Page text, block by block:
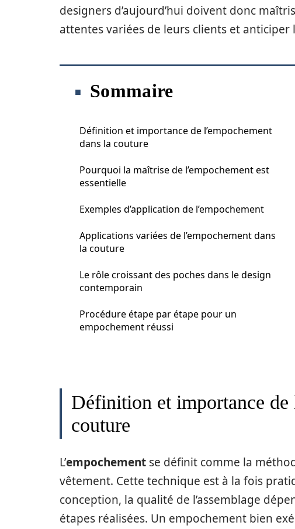
designers d’aujourd’hui doivent donc
attentes variées de leurs clients et anticiper
Sommaire
Définition et importance de l’empochement
dans la couture
Pourquoi la maîtrise de l’empochement est
essentielle
Exemples d’application de l’empochement
Applications variées de l’empochement dans
la couture
Le rôle croissant des poches dans le design
contemporain
Procédure étape par étape pour un
empochement réussi
Définition et importance de
couture
L’empochement se définit comme la
vêtement. Cette technique est à la fois
conception, la qualité de l’assemblage
étapes réalisées. Un empochement bien